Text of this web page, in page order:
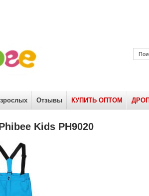
Отзывы КУПИТЬ ОПТОМ
Kids PH9020